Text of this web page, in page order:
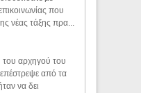
που
νέας τάξης πρα...
αρχηγού του
από τα
να δει